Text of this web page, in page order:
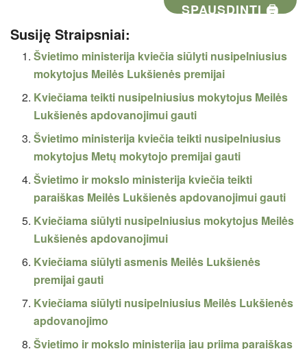
SPAUSDINTI 🖨
Susiję Straipsniai:
Švietimo ministerija kviečia siūlyti nusipelniusius
mokytojus Meilės Lukšienės premijai
Kviečiama teikti nusipelniusius mokytojus Meilės
Lukšienės apdovanojimui gauti
Švietimo ministerija kviečia teikti nusipelniusius
mokytojus Metų mokytojo premijai gauti
Švietimo ir mokslo ministerija kviečia teikti
paraiškas Meilės Lukšienės apdovanojimui gauti
Kviečiama siūlyti nusipelniusius mokytojus Meilės
Lukšienės apdovanojimui
Kviečiama siūlyti asmenis Meilės Lukšienės
premijai gauti
Kviečiama siūlyti nusipelniusius Meilės Lukšienės
apdovanojimo
Švietimo ir mokslo ministerija jau priima paraiškas